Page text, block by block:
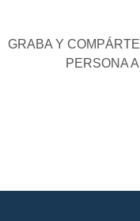
GRABA Y
PERSONA